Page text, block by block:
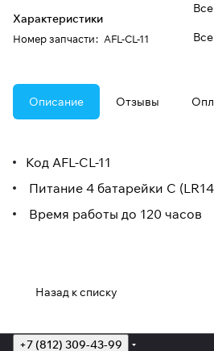
Характеристики
Номер запчасти: AFL-CL-11
Описание Отзывы
Код AFL-CL-11
Питание 4 батарейки С
Время работы до 120 часов
Назад к списку
+7 (812) 309-43-99